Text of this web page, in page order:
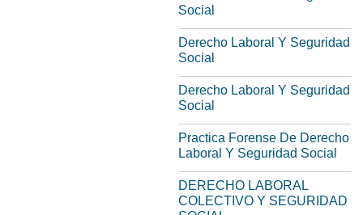
Social
Derecho Laboral Y Seguridad
Social
Derecho Laboral Y Seguridad
Social
Practica Forense De Derecho
Laboral Y Seguridad Social
DERECHO LABORAL
COLECTIVO Y SEGURIDAD